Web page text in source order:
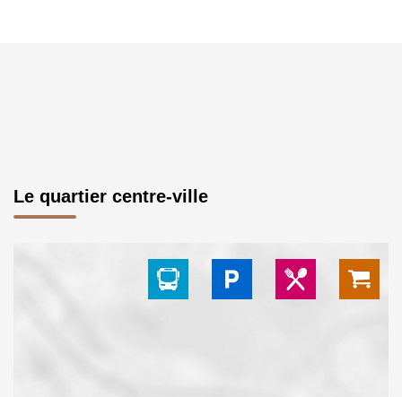
Le quartier centre-ville